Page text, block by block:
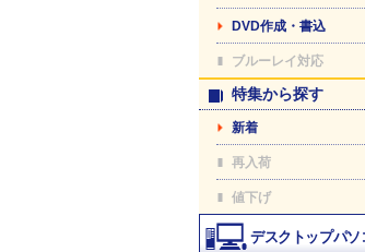
DVD作成・書込
ブルーレイ対応
特集から探す
新着
再入荷
値下げ